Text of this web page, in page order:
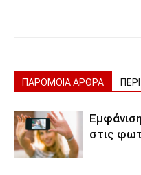
ΠΑΡΟΜΟΙΑ ΑΡΘΡΑ
στις